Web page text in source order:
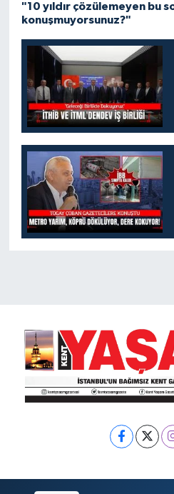
"10 yıldır çözülemeyen bu
konuşmuyorsunuz?"